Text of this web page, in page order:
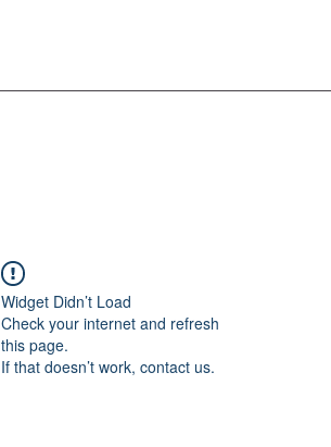
Widget Didn’t Load
Check your internet and refresh
this page.
If that doesn’t work, contact us.